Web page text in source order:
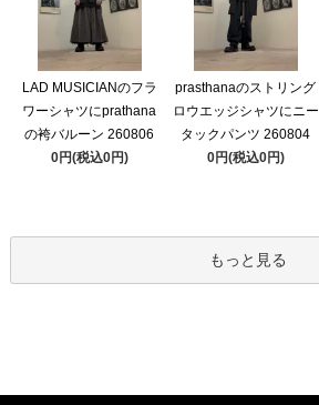
LAD MUSICIANのフラ
ワーシャツにprathana
の袴バルーン 260806
0円(税込0円)
prasthanaのストリング
ロウエッジシャツにニー
タックパンツ 260804
0円(税込0円)
もっと見る